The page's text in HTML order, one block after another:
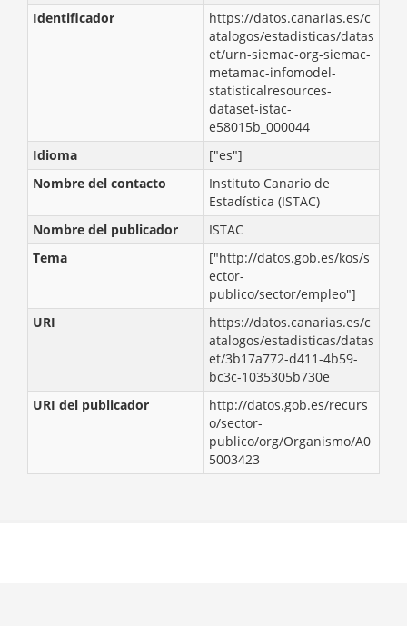
Identificador
https://datos.canarias.es/c
atalogos/estadisticas/datas
et/urn-siemac-org-siemac-
metamac-infomodel-
statisticalresources-
dataset-istac-
e58015b_000044
Idioma
["es"]
Nombre del contacto
Instituto Canario de
Estadística (ISTAC)
Nombre del publicador
ISTAC
Tema
["http://datos.gob.es/kos/s
ector-
publico/sector/empleo"]
URI
https://datos.canarias.es/c
atalogos/estadisticas/datas
et/3b17a772-d411-4b59-
bc3c-1035305b730e
URI del publicador
http://datos.gob.es/recurs
o/sector-
publico/org/Organismo/A0
5003423